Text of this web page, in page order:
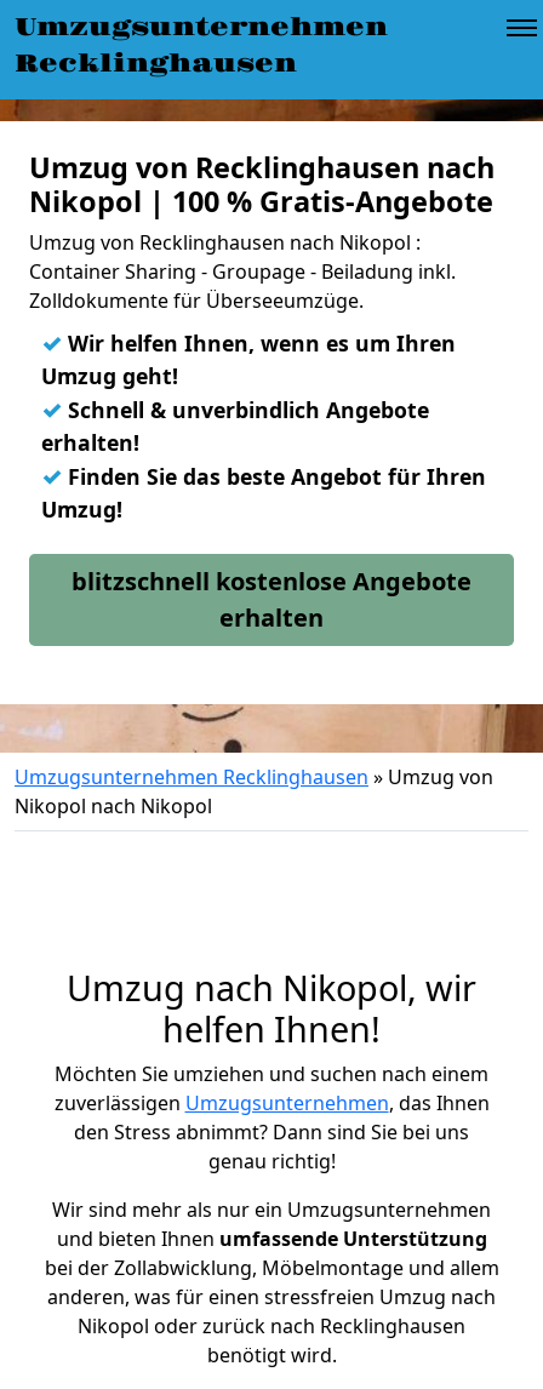
Umzugsunternehmen
Recklinghausen
Umzug von Recklinghausen nach
Nikopol | 100 % Gratis-Angebote
Umzug von Recklinghausen nach Nikopol :
Container Sharing - Groupage - Beiladung inkl.
Zolldokumente für Überseeumzüge.
✓ Wir helfen Ihnen, wenn es um Ihren
Umzug geht!
✓ Schnell & unverbindlich Angebote
erhalten!
✓ Finden Sie das beste Angebot für Ihren
Umzug!
blitzschnell kostenlose Angebote
erhalten
Umzugsunternehmen Recklinghausen » Umzug von
Nikopol nach Nikopol
Umzug nach Nikopol, wir
helfen Ihnen!
Möchten Sie umziehen und suchen nach einem
zuverlässigen Umzugsunternehmen, das Ihnen
den Stress abnimmt? Dann sind Sie bei uns
genau richtig!
Wir sind mehr als nur ein Umzugsunternehmen
und bieten Ihnen umfassende Unterstützung
bei der Zollabwicklung, Möbelmontage und allem
anderen, was für einen stressfreien Umzug nach
Nikopol oder zurück nach Recklinghausen
benötigt wird.